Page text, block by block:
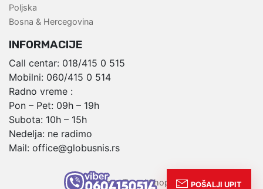
Poljska
Bosna & Hercegovina
INFORMACIJE
Call centar: 018/415 0 515
Mobilni: 060/415 0 514
Radno vreme :
Pon – Pet: 09h – 19h
Subota: 10h – 15h
Nedelja: ne radimo
Mail: office@globusnis.rs
Globus Travel Shop